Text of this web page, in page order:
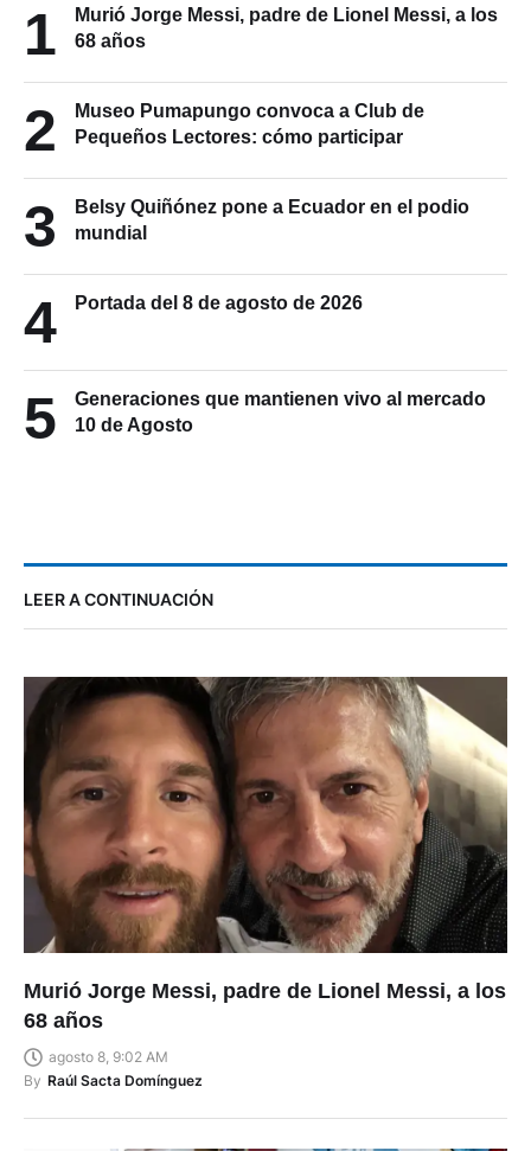
1
Murió Jorge Messi, padre de Lionel Messi, a los
68 años
2
Museo Pumapungo convoca a Club de
Pequeños Lectores: cómo participar
3
Belsy Quiñónez pone a Ecuador en el podio
mundial
4 Portada del 8 de agosto de 2026
5
Generaciones que mantienen vivo al mercado
10 de Agosto
LEER A CONTINUACIÓN
Murió Jorge Messi, padre de Lionel Messi, a los
68 años
agosto 8, 9:02 AM
By Raúl Sacta Domínguez